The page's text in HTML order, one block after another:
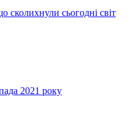
сьогодні світ
2021 року